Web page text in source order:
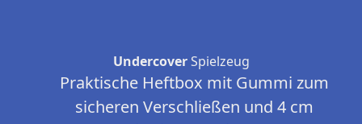
UndercoverSpielzeug
Praktische Heftbox mit Gummi zum
sicheren Verschließen und 4 cm